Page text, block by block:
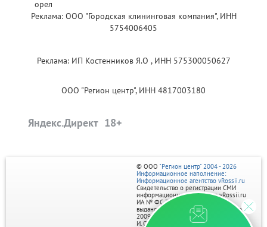
Реклама: ООО "Городская клининговая компания", ИНН
5754006405
Реклама: ИП Костенников Я.О , ИНН 575300050627
ООО "Регион центр", ИНН 4817003180
Яндекс.Директ
© ООО "Регион центр" 2004 - 2026
Информационное наполнение:
Информационное агентство vRossii.ru
Свидетельство о регистрации СМИ
информационного агентства vRossii.ru
ИА № ФС 77‑35502
выдано РОСКОМНАДЗОРом 04 марта
2009г.
И. О. Главного редактора Нарыков А. Н.